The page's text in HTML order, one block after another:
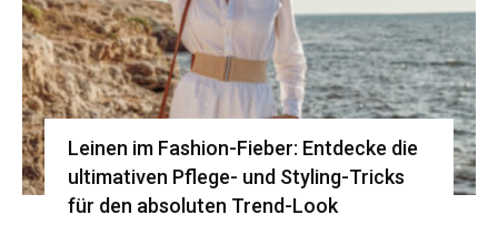
Leinen im Fashion-Fieber: Entdecke die
ultimativen Pflege- und Styling-Tricks
für den absoluten Trend-Look